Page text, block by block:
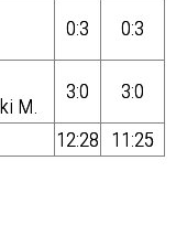
0:3 0:3
M.
3:0
3:0
12:28 11:25